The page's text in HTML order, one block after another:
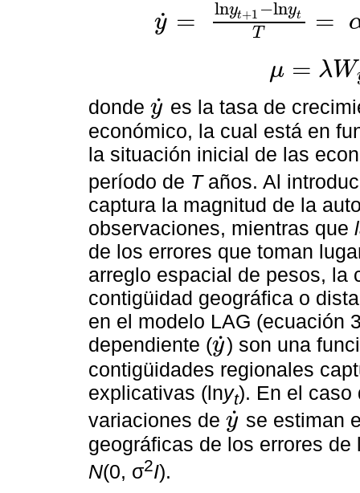
y
˙ = lnyt+1 −lnyt
T =
y˙= nyt+ nytT= α-βlnyt+μ[/p]
μ = λW
μ=λ Wyt+ [/p]
donde y
˙
y˙
es la tasa de
económico, la cual está en
la situación inicial de las
período de Taños. Al
captura la magnitud de la
observaciones, mientras que
de los errores que toman
arreglo espacial de pesos, la
contigüidad geográfica o
en el modelo LAG (ecuación
dependiente (y
˙
y˙ ) son una
contigüidades regionales
explicativas (lnyt). En el caso
variaciones de y
˙
y˙
se estiman
geográficas de los errores
N(0, σ2I).